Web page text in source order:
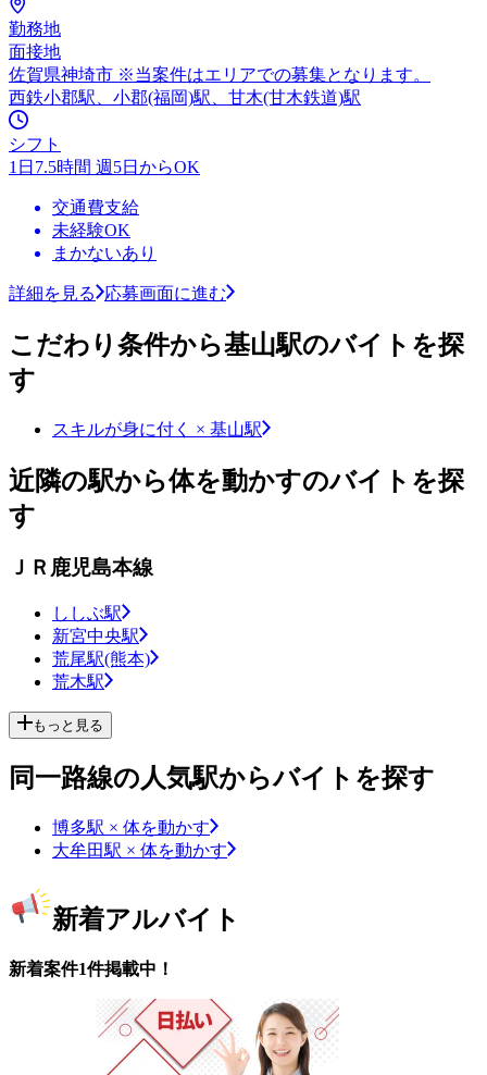
勤務地
面接地
佐賀県神埼市 ※当案件はエリアでの募集となります。
西鉄小郡駅、小郡(福岡)駅、甘木(甘木鉄道)駅
シフト
1日7.5時間 週5日からOK
交通費支給
未経験OK
まかないあり
詳細を見る 応募画面に進む
こだわり条件から基山駅のバイトを探
す
スキルが身に付く × 基山駅
近隣の駅から体を動かすのバイトを探
す
ＪＲ鹿児島本線
ししぶ駅
新宮中央駅
荒尾駅(熊本)
荒木駅
もっと見る
同一路線の人気駅からバイトを探す
博多駅 × 体を動かす
大牟田駅 × 体を動かす
新着アルバイト
新着案件1件掲載中！